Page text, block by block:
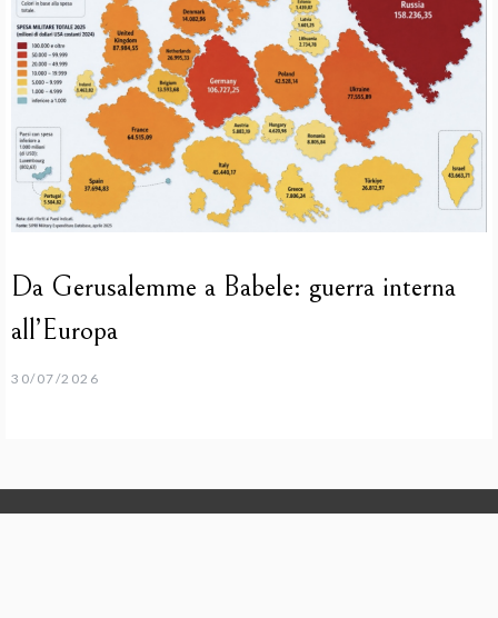
Da Gerusalemme a Babele: guerra interna
all’Europa
30/07/2026